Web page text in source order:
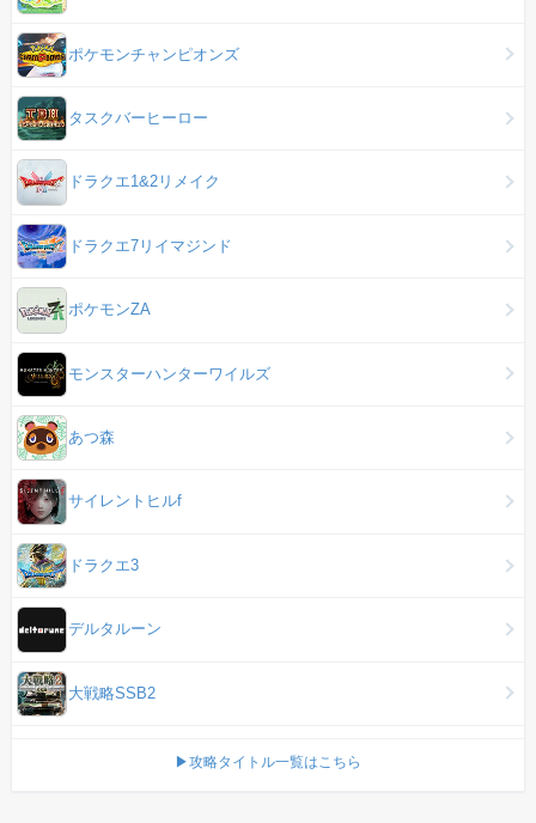
ポケモンチャンピオンズ
タスクバーヒーロー
ドラクエ1&2リメイク
ドラクエ7リイマジンド
ポケモンZA
モンスターハンターワイルズ
あつ森
サイレントヒルf
ドラクエ3
デルタルーン
大戦略SSB2
▶攻略タイトル一覧はこちら